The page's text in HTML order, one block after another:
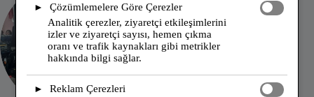
Bizden Bilgiler
Bu Toprağın Yükselişi İçin
Çalışıyoruz!
►
Çözümlemelere Göre Çerezler
Analitik çerezler, ziyaretçi etkileşimlerini
izler ve ziyaretçi sayısı, hemen çıkma
oranı ve trafik kaynakları gibi metrikler
hakkında bilgi sağlar.
►
Reklam Çerezleri